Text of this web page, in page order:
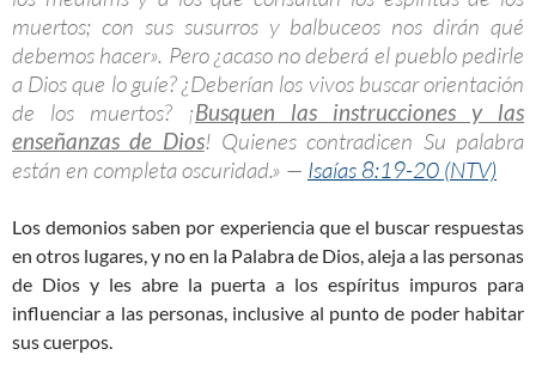
muertos; con sus susurros y balbuceos nos dirán qué
debemos hacer». Pero ¿acaso no deberá el pueblo pedirle
a Dios que lo guíe? ¿Deberían los vivos buscar orientación
de los muertos? ¡Busquen las instrucciones y las
enseñanzas de Dios! Quienes contradicen Su palabra
están en completa oscuridad.» — Isaías 8:19-20 (NTV)
Los demonios saben por experiencia que el buscar respuestas
en otros lugares, y no en la Palabra de Dios, aleja a las personas
de Dios y les abre la puerta a los espíritus impuros para
influenciar a las personas, inclusive al punto de poder habitar
sus cuerpos.